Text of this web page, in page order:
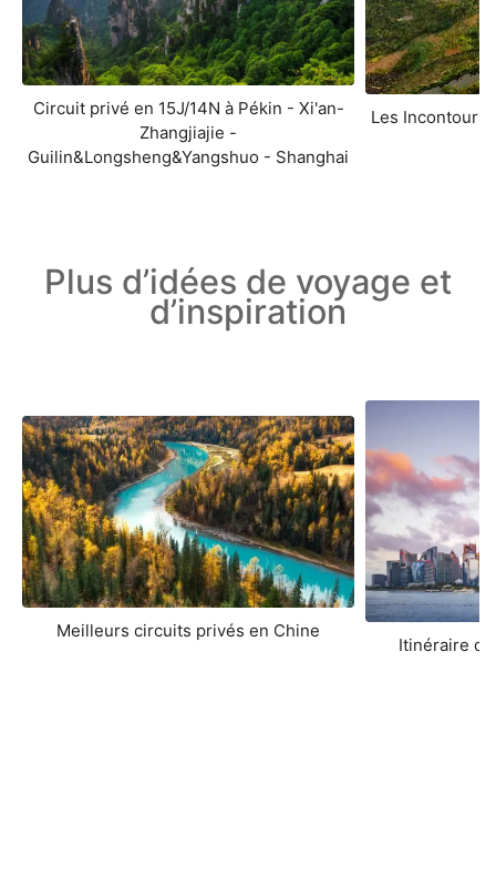
Circuit privé en 15J/14N à Pékin - Xi'an-
Zhangjiajie -
Guilin&Longsheng&Yangshuo - Shanghai
Les
Plus d’idées de voyage et
d’inspiration
Meilleurs circuits privés en Chine
Itinéraire